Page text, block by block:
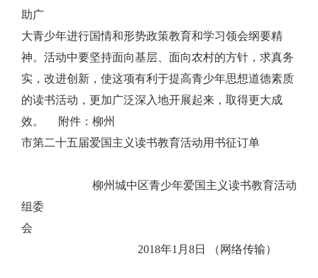
助广
大青少年进行国情和形势政策教育和学习领会纲要精
神。活动中要坚持面向基层、面向农村的方针，求真务
实，改进创新，使这项有利于提高青少年思想道德素质
的读书活动，更加广泛深入地开展起来，取得更大成
效。 附件：柳州
市第二十五届爱国主义读书教育活动用书征订单
柳州城中区青少年爱国主义读书教育活动
组委
会
2018年1月8日 （网络传输）